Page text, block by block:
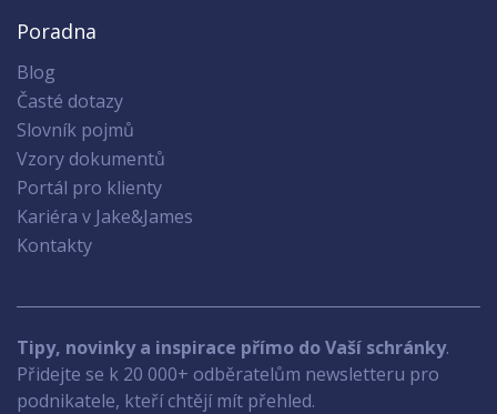
Poradna
Blog
Časté dotazy
Slovník pojmů
Vzory dokumentů
Portál pro klienty
Kariéra v Jake&James
Kontakty
Tipy, novinky a inspirace přímo do Vaší schránky.
Přidejte se k 20 000+ odběratelům newsletteru pro
podnikatele, kteří chtějí mít přehled.